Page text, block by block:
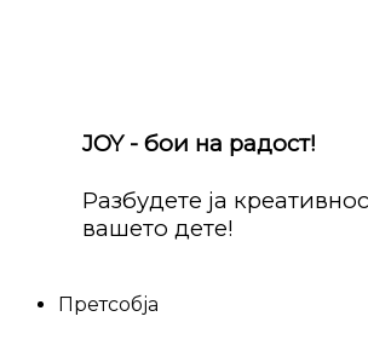
JOY - бои на радост!
Разбудете ја
вашето дете!
Претсобја